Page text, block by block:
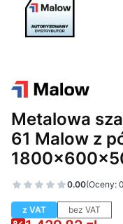
Metalowa
61 Malow z
0.00(Oceny:
z VAT bez VAT